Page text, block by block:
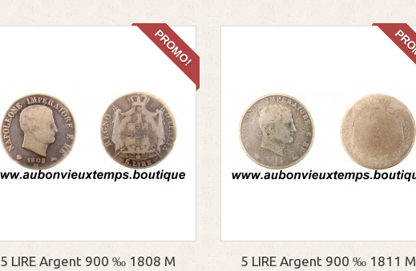
PROMO!
5 LIRE Argent 900 ‰ 1808 M
5 LIRE Argent 900 ‰ 1811 M